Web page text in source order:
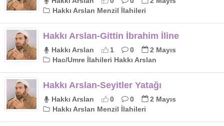
Hakkı Arslan Menzil İlahileri
Hakkı Arslan-Gittin İbrahim İline
Hakkı Arslan 1 0
2 Mayıs
Hac/Umre İlahileri Hakkı Arslan
Hakkı Arslan-Seyitler Yatağı
Hakkı Arslan 0 0
2 Mayıs
Hakkı Arslan Menzil İlahileri